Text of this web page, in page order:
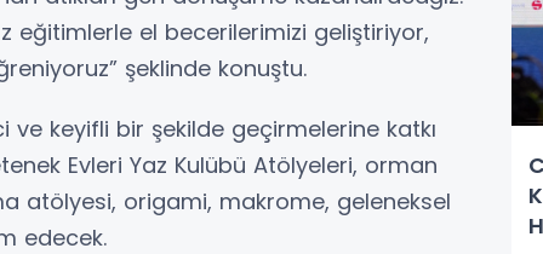
eğitimlerle el becerilerimizi geliştiriyor,
şeklinde konuştu.
keyifli bir şekilde geçirmelerine katkı
Evleri Yaz Kulübü Atölyeleri, orman
atölyesi, origami, makrome, geleneksel
edecek.